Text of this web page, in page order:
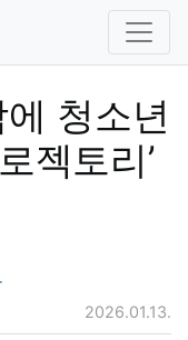
청소년
젝토리’
2026.01.13.